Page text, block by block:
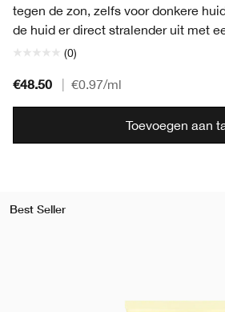
tegen de zon, zelfs voor donkere
de huid er direct stralender uit met
(0)
€48.50 €0.97/ml
Toevoegen aan
Best Seller